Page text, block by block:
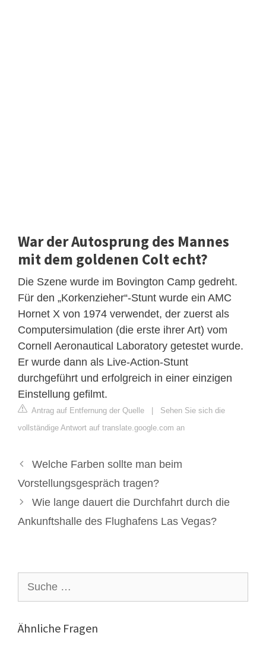
War der Autosprung des Mannes
mit dem goldenen Colt echt?
Die Szene wurde im Bovington Camp gedreht.
Für den „Korkenzieher“-Stunt wurde ein AMC
Hornet X von 1974 verwendet, der zuerst als
Computersimulation (die erste ihrer Art) vom
Cornell Aeronautical Laboratory getestet wurde.
Er wurde dann als Live-Action-Stunt
durchgeführt und erfolgreich in einer einzigen
Einstellung gefilmt.
Antrag auf Entfernung der Quelle | Sehen Sie sich die
vollständige Antwort auf translate.google.com an
Welche Farben sollte man beim
Vorstellungsgespräch tragen?
Wie lange dauert die Durchfahrt durch die
Ankunftshalle des Flughafens Las Vegas?
nach:
Ähnliche Fragen